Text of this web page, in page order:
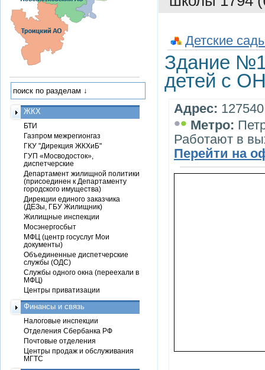
Детские
Здание
детей с
Адрес:
•• Метро:
Работают в
Перейти на
ЖКХ
БТИ
Газпром межрегионгаз
ГКУ "Дирекция ЖКХиБ"
ГУП «Мосводосток»,
диспетчерские
Департамент жилищной политики
(присоединен к Департаменту
городского имущества)
Дирекции единого заказчика
(ДЕЗы, ГБУ Жилищник)
Жилищные инспекции
Мосэнергосбыт
МФЦ (центр госуслуг Мои
документы)
Объединенные диспетчерские
службы (ОДС)
Службы одного окна (переехали в
МФЦ)
Центры приватизации
Финансы и связь
Налоговые инспекции
Отделения Сбербанка РФ
Почтовые отделения
Центры продаж и обслуживания
МГТС